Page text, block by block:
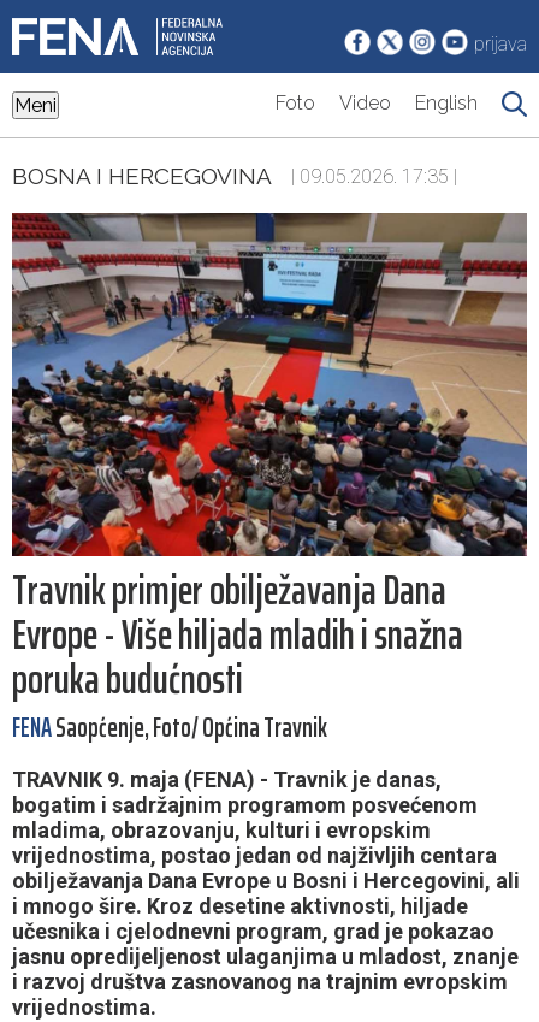
prijava
Meni Foto Video English
BOSNA I HERCEGOVINA | 09.05.2026. 17:35 |
Travnik primjer obilježavanja Dana
Evrope - Više hiljada mladih i snažna
poruka budućnosti
FENASaopćenje, Foto/ Općina Travnik
TRAVNIK 9. maja (FENA) - Travnik je danas,
bogatim i sadržajnim programom posvećenom
mladima, obrazovanju, kulturi i evropskim
vrijednostima, postao jedan od najživljih centara
obilježavanja Dana Evrope u Bosni i Hercegovini, ali
i mnogo šire. Kroz desetine aktivnosti, hiljade
učesnika i cjelodnevni program, grad je pokazao
jasnu opredijeljenost ulaganjima u mladost, znanje
i razvoj društva zasnovanog na trajnim evropskim
vrijednostima.